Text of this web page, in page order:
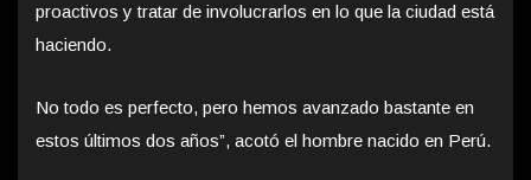
proactivos y tratar de involucrarlos en lo que la ciudad está
haciendo.
No todo es perfecto, pero hemos avanzado bastante en
estos últimos dos años”, acotó el hombre nacido en Perú.